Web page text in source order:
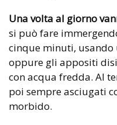
Una volta al giorno
si può fare
cinque minuti, usando
oppure gli appositi
con acqua fredda. Al
poi sempre asciugati
morbido.